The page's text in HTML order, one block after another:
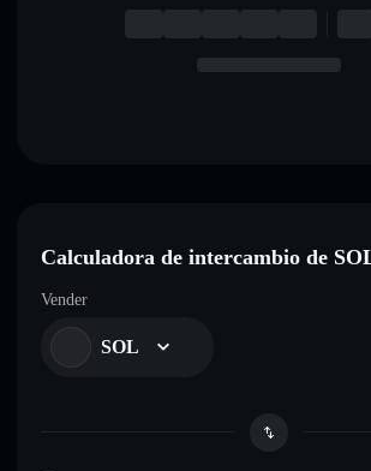
Calculadora de intercambio de
Vender
SOL